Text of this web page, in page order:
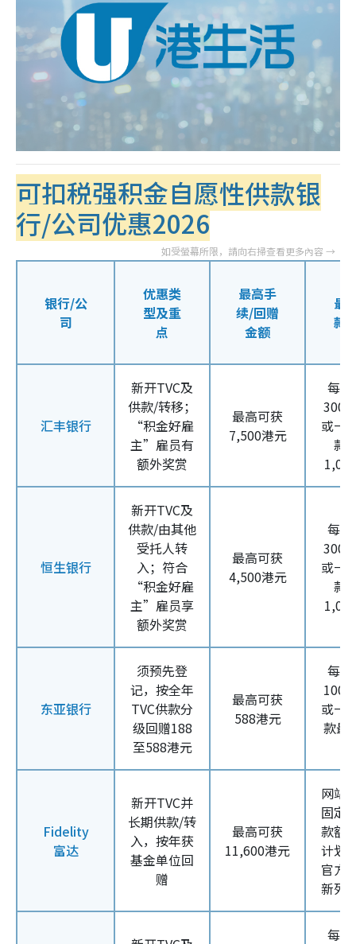
可扣税强积金自愿性供款银
行/公司优惠2026
银行/公
司
优惠类
型及重
点
最高手
续/回赠
金额
最
款
汇丰银行
新开TVC及
供款/转移；
“积金好雇
主”雇员有
额外奖赏
最高可获
7,500港元
每
300
或一
款
恒生银行
新开TVC及
供款/由其他
受托人转
入；符合
“积金好雇
主”雇员享
额外奖赏
最高可获
4,500港元
每
300
或一
款
东亚银行
须预先登
记，按全年
TVC供款分
级回赠188
至588港元
最高可获
588港元
每
100
或一
款最
Fidelity
富达
新开TVC并
长期供款/转
入，按年获
基金单位回
赠
最高可获
11,600港元
网站
固定
款额
计划
官方
新列
每